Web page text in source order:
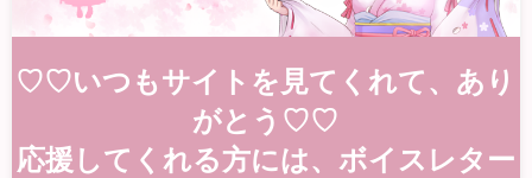
♡♡いつもサイトを見てくれて、あり
がとう♡♡
応援してくれる方には、ボイスレター